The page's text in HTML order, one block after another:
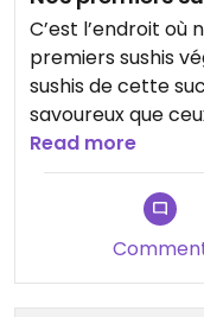
C’est l’endroit où
premiers sushis
sushis de cette
savoureux que
Updated from
Read more